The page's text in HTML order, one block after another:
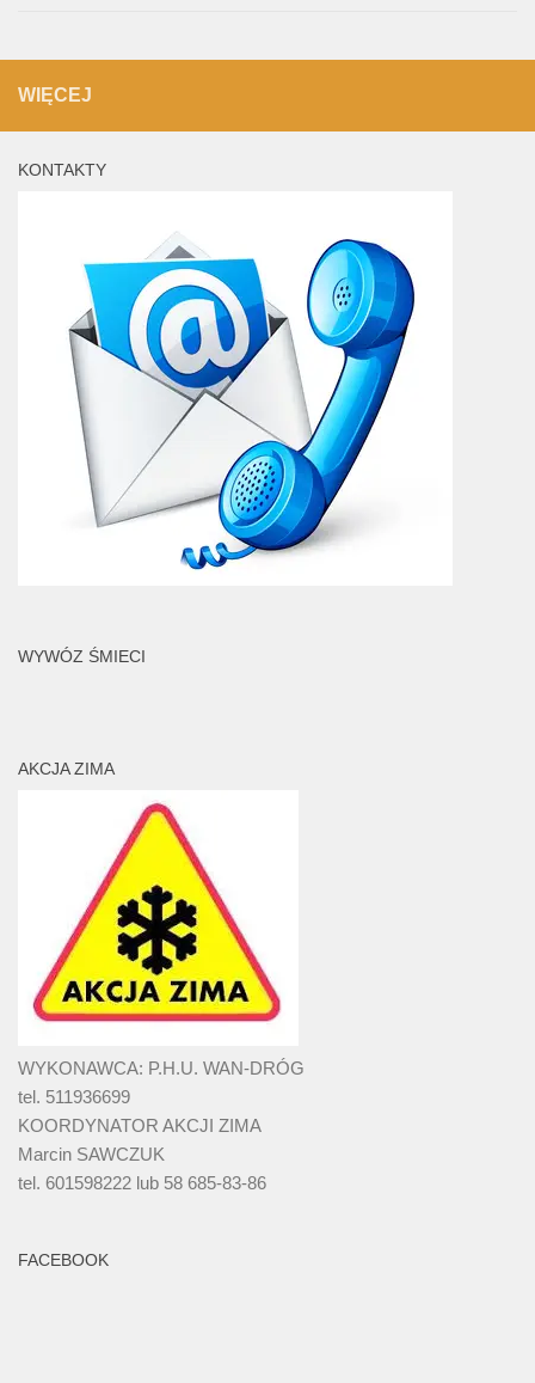
WIĘCEJ
KONTAKTY
WYWÓZ ŚMIECI
AKCJA ZIMA
WYKONAWCA: P.H.U. WAN-DRÓG
tel. 511936699
KOORDYNATOR AKCJI ZIMA
Marcin SAWCZUK
tel. 601598222 lub 58 685-83-86
FACEBOOK